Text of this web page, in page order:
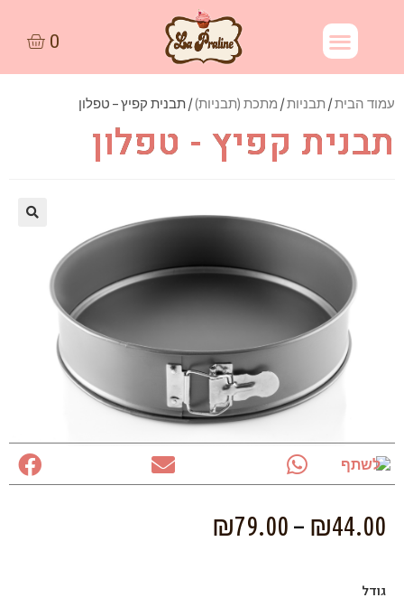
עמוד הבית/ תבניות/ מתכת (תבניות)/ תבנית קפיץ – טפלון
תבנית קפיץ - טפלון
לשתף
₪44.00
–
₪79.00
גודל